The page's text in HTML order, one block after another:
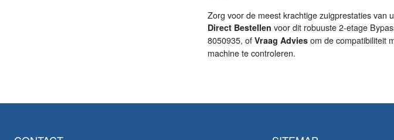
Zorg voor de meest krachtige zuigprestaties van
Direct Bestellen voor dit robuuste 2-etage
8050935, of Vraag Adviesom de compatibiliteit
machine te controleren.